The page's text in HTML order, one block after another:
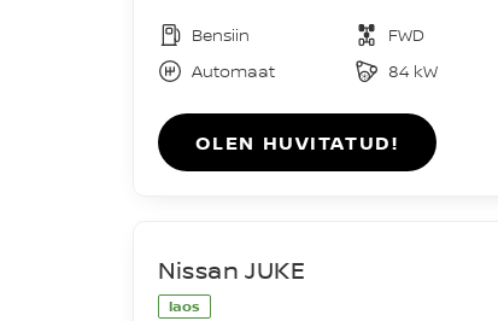
Bensiin
FWD
Automaat
84 kW
OLEN HUVITATUD!
laos
Nissan JUKE